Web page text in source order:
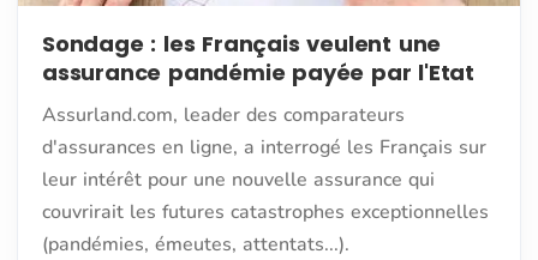
Sondage : les Français veulent une
assurance pandémie payée par l'Etat
Assurland.com, leader des comparateurs
d'assurances en ligne, a interrogé les Français sur
leur intérêt pour une nouvelle assurance qui
couvrirait les futures catastrophes exceptionnelles
(pandémies, émeutes, attentats...).